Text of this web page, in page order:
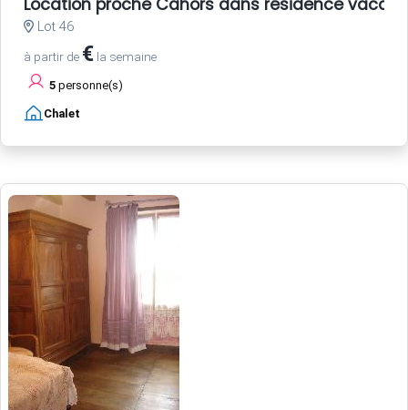
Location proche Cahors dans résidence
Lot 46
à partir de € la semaine
5 personne(s)
Chalet